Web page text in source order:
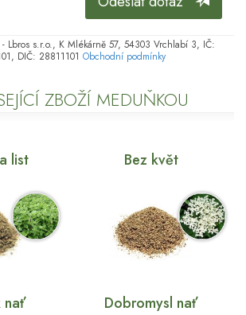
- Lbros s.r.o., K Mlékárně 57, 54303 Vrchlabí 3, IČ:
DIČ: 28811101 Obchodní podmínky
ZBOŽÍ MEDUŇKOU
list Bez květ
nať Dobromysl nať